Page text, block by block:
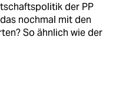
der PP
nochmal mit den
So ähnlich wie der